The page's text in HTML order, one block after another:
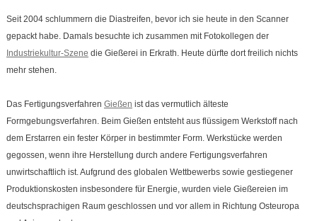
Seit 2004 schlummern die Diastreifen, bevor ich sie heute in den Scanner
gepackt habe. Damals besuchte ich zusammen mit Fotokollegen der
Industriekultur-Szene die Gießerei in Erkrath. Heute dürfte dort freilich nichts
mehr stehen.
Das Fertigungsverfahren Gießen ist das vermutlich älteste
Formgebungsverfahren. Beim Gießen entsteht aus flüssigem Werkstoff nach
dem Erstarren ein fester Körper in bestimmter Form. Werkstücke werden
gegossen, wenn ihre Herstellung durch andere Fertigungsverfahren
unwirtschaftlich ist. Aufgrund des globalen Wettbewerbs sowie gestiegener
Produktionskosten insbesondere für Energie, wurden viele Gießereien im
deutschsprachigen Raum geschlossen und vor allem in Richtung Osteuropa